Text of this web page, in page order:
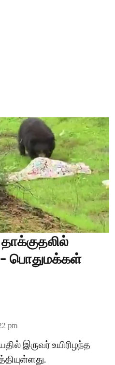
- பொதுமக்கள்
pm
இருவர் உயிரிழந்த